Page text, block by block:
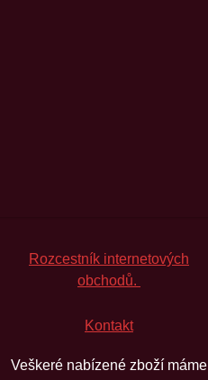
Rozcestník internetových
obchodů.
Kontakt
Veškeré nabízené zboží máme